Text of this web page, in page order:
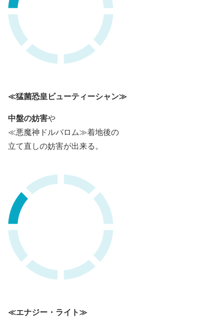
≪猛菌恐皇ビューティーシャン≫
中盤の妨害や
≪悪魔神ドルバロム≫着地後の
立て直しの妨害が出来る。
≪エナジー・ライト≫